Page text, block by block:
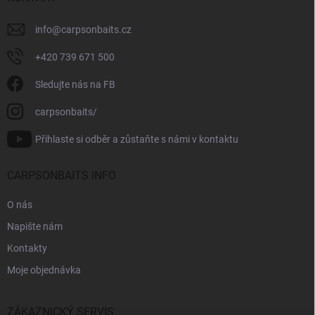
info@carpsonbaits.cz
+420 739 671 500
Sledujte nás na FB
carpsonbaits/
Přihlaste si odběr a zůstaňte s námi v kontaktu
CARPSONBAITS INFO
O nás
Napište nám
Kontakty
Moje objednávka
ZÁKAZNICKÝ SERVIS